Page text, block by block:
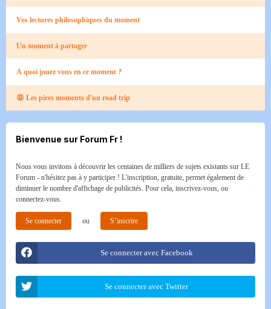
Vos lectures philosophiques du moment
Un moment à partager
A quoi jouez vous en ce moment ?
😩 Les pires moments d'un road trip​
Bienvenue sur Forum Fr !
Nous vous invitons à découvrir les centaines de milliers de sujets existants sur LE
Forum - n'hésitez pas à y participer ! L'inscription, gratuite, permet également de
diminuer le nombre d'affichage de publicités. Pour cela, inscrivez-vous, ou
connectez-vous.
Se connecter ou S’inscrire
Se connecter avec Facebook
Se connecter avec Twitter